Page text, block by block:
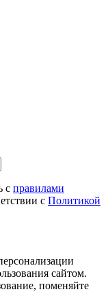
с правилами
с Политикой
сайтом.
поменяйте